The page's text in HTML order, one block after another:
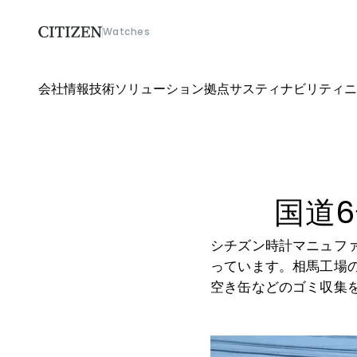
Watches
会社情報
サスティナビリティ
会社情報技術ソリューション拠点サスティナビリティ
国道
シチズン時計マニュフ
っています。相馬工場
空き缶などのゴミ収集